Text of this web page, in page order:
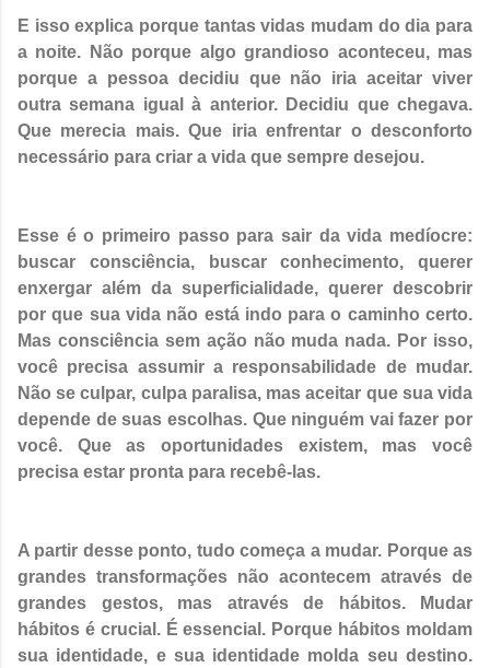
E isso explica porque tantas vidas mudam do dia para
a noite. Não porque algo grandioso aconteceu, mas
porque a pessoa decidiu que não iria aceitar viver
outra semana igual à anterior. Decidiu que chegava.
Que merecia mais. Que iria enfrentar o desconforto
necessário para criar a vida que sempre desejou.
Esse é o primeiro passo para sair da vida medíocre:
buscar consciência, buscar conhecimento, querer
enxergar além da superficialidade, querer descobrir
por que sua vida não está indo para o caminho certo.
Mas consciência sem ação não muda nada. Por isso,
você precisa assumir a responsabilidade de mudar.
Não se culpar, culpa paralisa, mas aceitar que sua vida
depende de suas escolhas. Que ninguém vai fazer por
você. Que as oportunidades existem, mas você
precisa estar pronta para recebê-las.
A partir desse ponto, tudo começa a mudar. Porque as
grandes transformações não acontecem através de
grandes gestos, mas através de hábitos. Mudar
hábitos é crucial. É essencial. Porque hábitos moldam
sua identidade, e sua identidade molda seu destino.